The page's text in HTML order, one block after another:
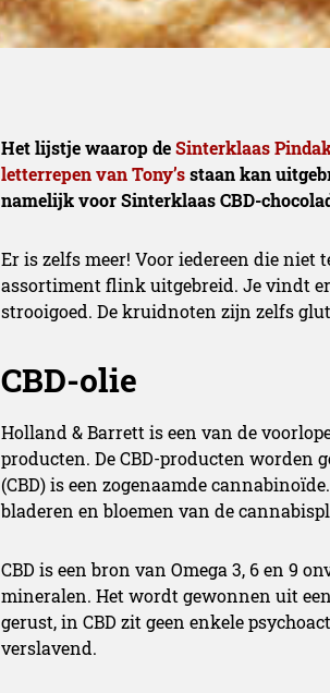
Het lijstje waarop deSinterklaas
letterrepen van Tony’sstaan kan
namelijk voor Sinterklaas CBD-
Er is zelfs meer! Voor iedereen die
assortiment flink uitgebreid. Je vindt
strooigoed. De kruidnoten zijn zelfs
CBD-olie
Holland & Barrett is een van de
producten. De CBD-producten worden
(CBD) is een zogenaamde
bladeren en bloemen van de
CBD is een bron van Omega 3, 6 en 9
mineralen. Het wordt gewonnen uit
gerust, in CBD zit geen enkele
verslavend.